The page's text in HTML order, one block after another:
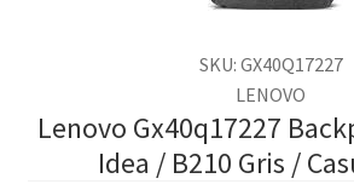
SKU: GX40Q17227
LENOVO
Lenovo Gx40q17227
Idea / B210 Gris /